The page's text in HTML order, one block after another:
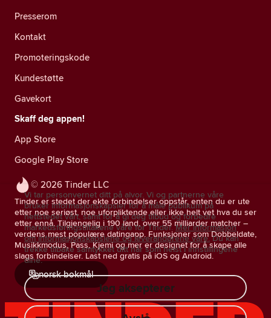
© 2026 Tinder LLC
Tinder er stedet der ekte forbindelser oppstår, enten du er ute
etter noe seriøst, noe uforpliktende eller ikke helt vet hva du ser
etter ennå. Tilgjengelig i 190 land, over 55 milliarder matcher –
verdens mest populære datingapp. Funksjoner som Dobbeldate,
Musikkmodus, Pass, Kjemi og mer er designet for å skape alle
slags forbindelser. Last ned gratis på iOS og Android.
norsk bokmål
Presserom
Kontakt
Promoteringskode
Kundestøtte
Gavekort
Skaff deg appen!
App Store
Google Play Store
Vi tar personvernet ditt på alvor. Vi og partnerne våre
bruker informasjonskapsler for å måle publikum på
nettstedet vårt, samt for å gi deg tilbud og forbedre
markedsføringstiltakene våre for Tinder. Mer informasjon
om informasjonskapslene og leverandørene våre. Du kan
trekke tilbake samtykket ditt når som helst i innstillingene
dine.
Jeg aksepterer